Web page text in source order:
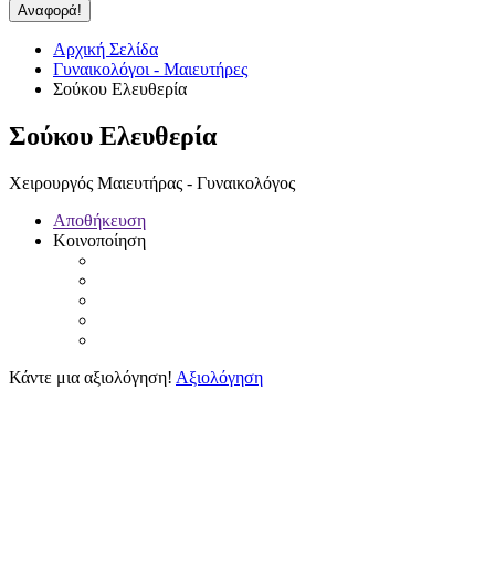
Αναφορά!
Αρχική Σελίδα
Γυναικολόγοι - Μαιευτήρες
Σούκου Ελευθερία
Σούκου Ελευθερία
Χειρουργός Μαιευτήρας - Γυναικολόγος
Αποθήκευση
Κοινοποίηση
Κάντε μια αξιολόγηση! Αξιολόγηση